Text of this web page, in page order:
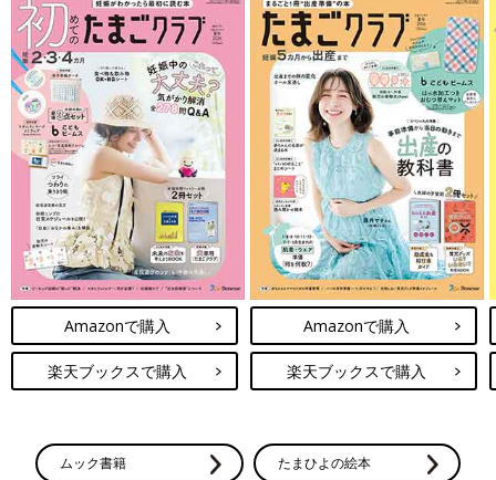
Amazonで購入
楽天ブックスで購入
Amazonで購入
楽天ブックスで購入
ムック書籍 たまひよの絵本